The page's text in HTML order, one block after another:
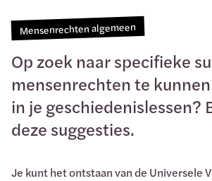
Mensenrechten algemeen
Op zoek naar specifieke
mensenrechten te
in je geschiedenislessen?
deze suggesties.
Je kunt het ontstaan van de Universele